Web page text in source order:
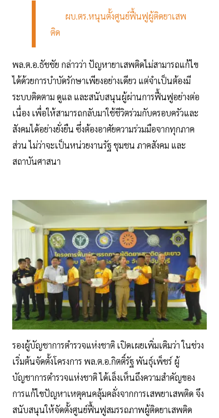
ผบ.ตร.หนุนตั้งศูนย์ฟื้นฟูผู้ติดยาเสพ
ติด
พล.ต.อ.ธัชชัย กล่าวว่า ปัญหายาเสพติดไม่สามารถแก้ไข
ได้ด้วยการบำบัดรักษาเพียงอย่างเดียว แต่จำเป็นต้องมี
ระบบติดตาม ดูแล และสนับสนุนผู้ผ่านการฟื้นฟูอย่างต่อ
เนื่อง เพื่อให้สามารถกลับมาใช้ชีวิตร่วมกับครอบครัวและ
สังคมได้อย่างยั่งยืน ซึ่งต้องอาศัยความร่วมมือจากทุกภาค
ส่วน ไม่ว่าจะเป็นหน่วยงานรัฐ ชุมชน ภาคสังคม และ
สถาบันศาสนา
รองผู้บัญชาการตำรวจแห่งชาติ เปิดเผยเพิ่มเติมว่า ในช่วง
เริ่มต้นจัดตั้งโครงการ พล.ต.อ.กิตติ์รัฐ พันธุ์เพ็ชร์ ผู้
บัญชาการตำรวจแห่งชาติ ได้เล็งเห็นถึงความสำคัญของ
การแก้ไขปัญหาเหตุคนคลุ้มคลั่งจากการเสพยาเสพติด จึง
สนับสนุนให้จัดตั้งศูนย์ฟื้นฟูสมรรถภาพผู้ติดยาเสพติด